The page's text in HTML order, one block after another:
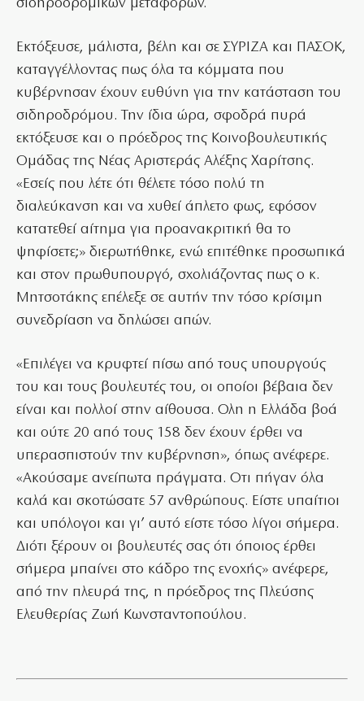
σιδηροδρομικών μεταφορών.
Εκτόξευσε, μάλιστα, βέλη και σε ΣΥΡΙΖΑ και ΠΑΣΟΚ,
καταγγέλλοντας πως όλα τα κόμματα που
κυβέρνησαν έχουν ευθύνη για την κατάσταση του
σιδηροδρόμου. Την ίδια ώρα, σφοδρά πυρά
εκτόξευσε και ο πρόεδρος της Κοινοβουλευτικής
Ομάδας της Νέας Αριστεράς Αλέξης Χαρίτσης.
«Εσείς που λέτε ότι θέλετε τόσο πολύ τη
διαλεύκανση και να χυθεί άπλετο φως, εφόσον
κατατεθεί αίτημα για προανακριτική θα το
ψηφίσετε;» διερωτήθηκε, ενώ επιτέθηκε προσωπικά
και στον πρωθυπουργό, σχολιάζοντας πως ο κ.
Μητσοτάκης επέλεξε σε αυτήν την τόσο κρίσιμη
συνεδρίαση να δηλώσει απών.
«Επιλέγει να κρυφτεί πίσω από τους υπουργούς
του και τους βουλευτές του, οι οποίοι βέβαια δεν
είναι και πολλοί στην αίθουσα. Ολη η Ελλάδα βοά
και ούτε 20 από τους 158 δεν έχουν έρθει να
υπερασπιστούν την κυβέρνηση», όπως ανέφερε.
«Ακούσαμε ανείπωτα πράγματα. Οτι πήγαν όλα
καλά και σκοτώσατε 57 ανθρώπους. Είστε υπαίτιοι
και υπόλογοι και γι’ αυτό είστε τόσο λίγοι σήμερα.
Διότι ξέρουν οι βουλευτές σας ότι όποιος έρθει
σήμερα μπαίνει στο κάδρο της ενοχής» ανέφερε,
από την πλευρά της, η πρόεδρος της Πλεύσης
Ελευθερίας Ζωή Κωνσταντοπούλου.